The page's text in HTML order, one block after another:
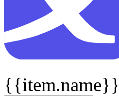
{{item.name}}